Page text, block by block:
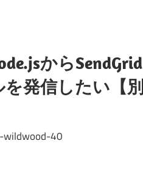
からSendGrid
発信したい【別
wildwood-40